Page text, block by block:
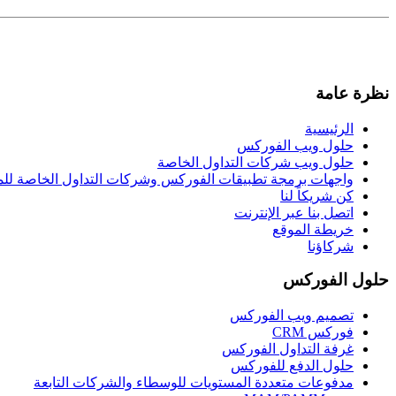
نظرة عامة
الرئيسية
حلول ويب الفوركس
حلول ويب شركات التداول الخاصة
واجهات برمجة تطبيقات الفوركس وشركات التداول الخاصة
كن شريكاً لنا
اتصل بنا عبر الإنترنت
خريطة الموقع
شركاؤنا
حلول الفوركس
تصميم ويب الفوركس
فوركس CRM
غرفة التداول الفوركس
حلول الدفع للفوركس
مدفوعات متعددة المستويات للوسطاء والشركات التابعة